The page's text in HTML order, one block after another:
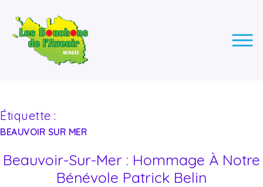
Étiquette :
BEAUVOIR SUR MER
Beauvoir-Sur-Mer : Hommage À Notre
Bénévole Patrick Belin